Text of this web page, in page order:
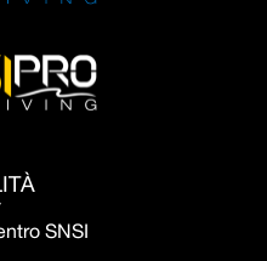
SNSI